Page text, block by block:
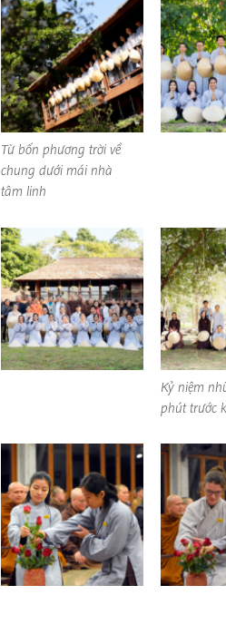
Từ bốn phương trời về
chung dưới mái nhà
tâm linh
Kỷ niệm
phút trước